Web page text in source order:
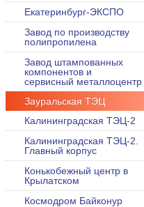
Екатеринбург-ЭКСПО
Завод по производству
полипропилена
Завод штампованных
компонентов и
сервисный металлоцентр
Зауральская ТЭЦ
Калининградская ТЭЦ-2
Калининградская ТЭЦ-2.
Главный корпус
Конькобежный центр в
Крылатском
Космодром Байконур